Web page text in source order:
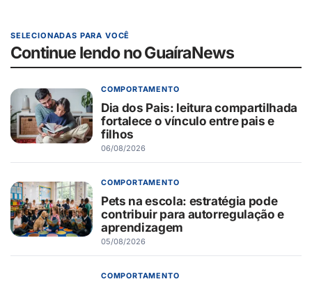
SELECIONADAS PARA VOCÊ
Continue lendo no GuaíraNews
COMPORTAMENTO
Dia dos Pais: leitura compartilhada
fortalece o vínculo entre pais e
filhos
06/08/2026
COMPORTAMENTO
Pets na escola: estratégia pode
contribuir para autorregulação e
aprendizagem
05/08/2026
COMPORTAMENTO